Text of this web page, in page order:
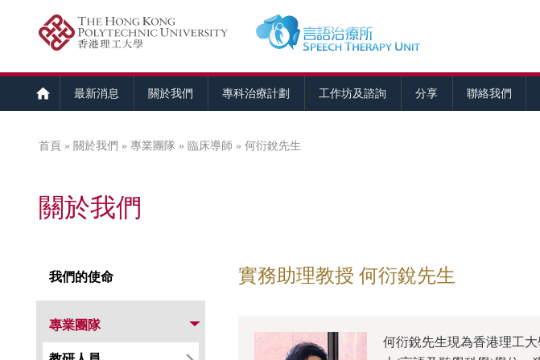
最新消息 關於我們 專科治療計劃 工作坊及諮詢 分享 聯絡我們
您在這裡
首頁 » 關於我們 » 專業團隊 » 臨床導師 » 何衍銳先生
關於我們
實務助理教授 何衍銳先生
何衍銳先生現為香港理工
我們的使命
專業團隊